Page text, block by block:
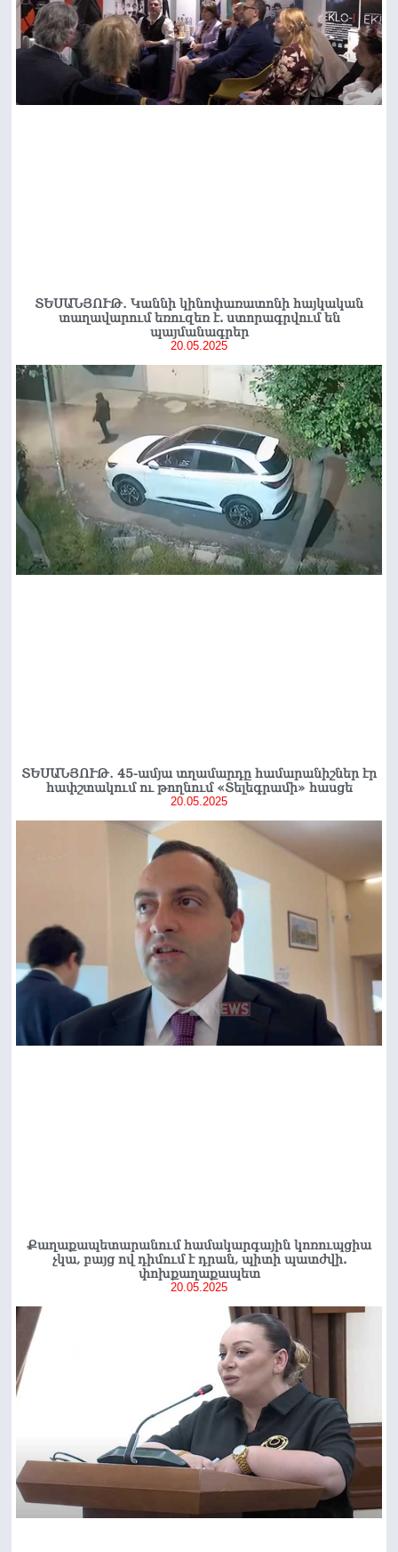
ՏԵՍԱՆՅՈՒԹ․ Կաննի կինոփառատոնի հայկական
տաղավարում եռուզեռ է. ստորագրվում են
պայմանագրեր
20.05.2025
ՏԵՍԱՆՅՈՒԹ․ 45-ամյա տղամարդը համարանիշներ էր
հափշտակում ու թողնում «Տելեգրամի» հասցե
20.05.2025
Քաղաքապետարանում համակարգային կոռուպցիա
չկա, բայց ով դիմում է դրան, պիտի պատժվի.
փոխքաղաքապետ
20.05.2025